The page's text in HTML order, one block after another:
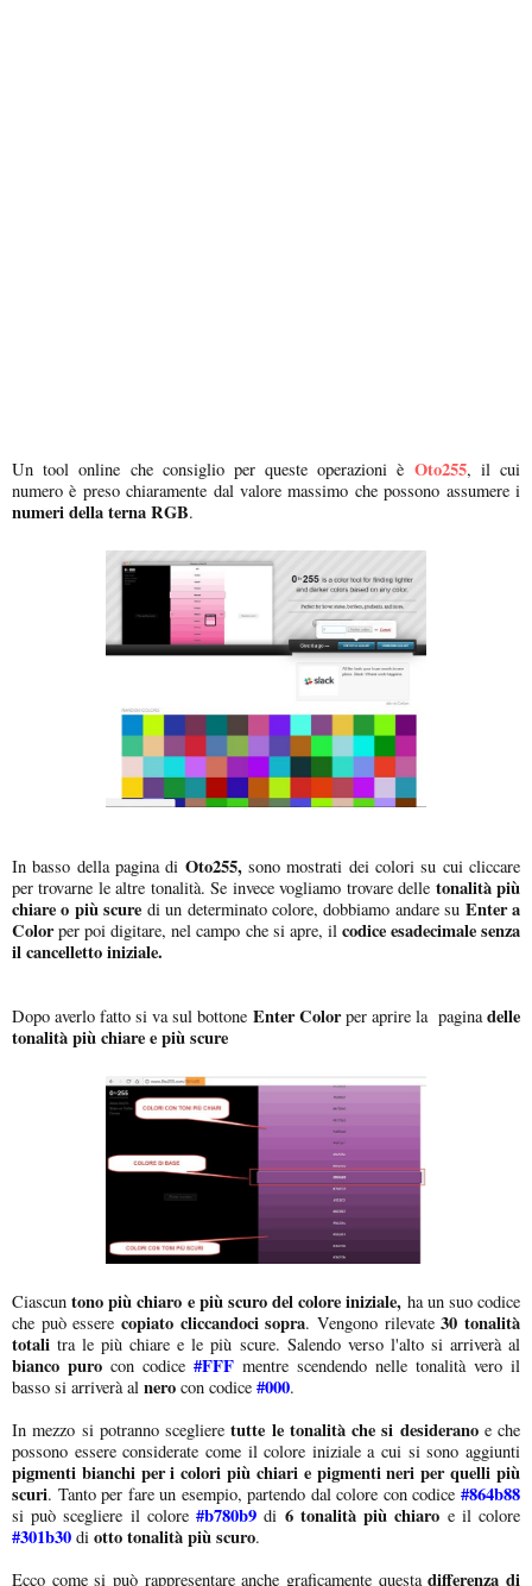
Un tool online che consiglio per queste operazioni è Oto255, il cui
numero è preso chiaramente dal valore massimo che possono assumere i
numeri della terna RGB.
In basso della pagina di Oto255,sono mostrati dei colori su cui cliccare
per trovarne le altre tonalità. Se invece vogliamo trovare delle tonalità più
chiare o più scure di un determinato colore, dobbiamo andare su Enter a
Colorper poi digitare, nel campo che si apre, ilcodice esadecimale senza
il cancelletto iniziale.
Dopo averlo fatto si va sul bottone Enter Colorper aprire la paginadelle
tonalità più chiare e più scure
Ciascuntono più chiaro e più scuro del colore iniziale, ha un suo codice
che può essere copiato cliccandoci sopra. Vengono rilevate30 tonalità
totali tra le più chiare e le più scure. Salendo verso l'alto si arriverà al
bianco puro con codice #FFF mentre scendendo nelle tonalità vero il
basso si arriverà al nero con codice #000.
In mezzo si potranno sceglieretutte le tonalità che si desideranoe che
possono essere considerate come il colore iniziale a cui si sono aggiunti
pigmenti bianchi per i colori più chiari e pigmenti neri per quelli più
scuri. Tanto per fare un esempio, partendo dal colore con codice #864b88
si può scegliere il colore#b780b9 di 6 tonalità più chiaro e il colore
#301b30 di otto tonalità più scuro.
Ecco come si può rappresentare anche graficamente questadifferenza di